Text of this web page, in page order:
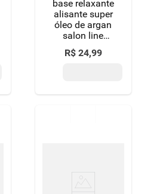
base relaxante
alisante super
óleo de argan
salon line
guanidina
professional
R$ 24,99